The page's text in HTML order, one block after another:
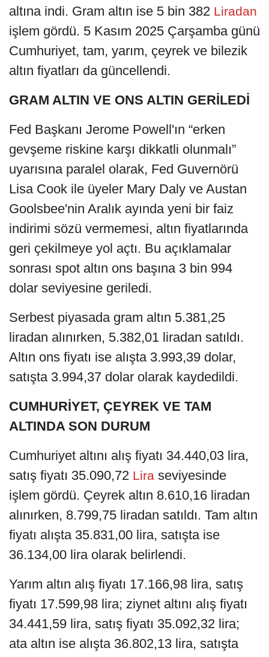
altına indi. Gram altın ise 5 bin 382 Liradan
işlem gördü. 5 Kasım 2025 Çarşamba günü
Cumhuriyet, tam, yarım, çeyrek ve bilezik
altın fiyatları da güncellendi.
GRAM ALTIN VE ONS ALTIN GERİLEDİ
Fed Başkanı Jerome Powell'ın “erken
gevşeme riskine karşı dikkatli olunmalı”
uyarısına paralel olarak, Fed Guvernörü
Lisa Cook ile üyeler Mary Daly ve Austan
Goolsbee'nin Aralık ayında yeni bir faiz
indirimi sözü vermemesi, altın fiyatlarında
geri çekilmeye yol açtı. Bu açıklamalar
sonrası spot altın ons başına 3 bin 994
dolar seviyesine geriledi.
Serbest piyasada gram altın 5.381,25
liradan alınırken, 5.382,01 liradan satıldı.
Altın ons fiyatı ise alışta 3.993,39 dolar,
satışta 3.994,37 dolar olarak kaydedildi.
CUMHURİYET, ÇEYREK VE TAM
ALTINDA SON DURUM
Cumhuriyet altını alış fiyatı 34.440,03 lira,
satış fiyatı 35.090,72 Lira seviyesinde
işlem gördü. Çeyrek altın 8.610,16 liradan
alınırken, 8.799,75 liradan satıldı. Tam altın
fiyatı alışta 35.831,00 lira, satışta ise
36.134,00 lira olarak belirlendi.
Yarım altın alış fiyatı 17.166,98 lira, satış
fiyatı 17.599,98 lira; ziynet altını alış fiyatı
34.441,59 lira, satış fiyatı 35.092,32 lira;
ata altın ise alışta 36.802,13 lira, satışta